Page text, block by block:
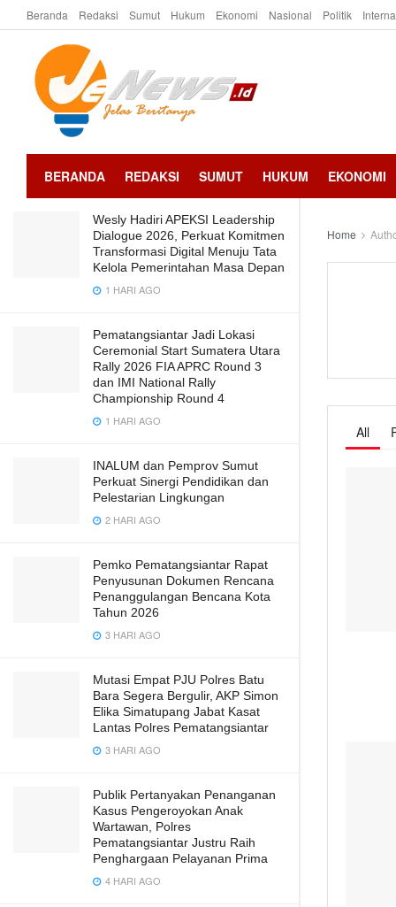
LATEST TRENDING
Arogan, Sekdis PMD Deliserdang
Diduga Menganiaya Mantan Bawahan,
Resmi Dilaporkan ke Poldasu
Wesly Hadiri APEKSI Leadership
Dialogue 2026, Perkuat Komitmen
Transformasi Digital Menuju Tata
Kelola Pemerintahan Masa Depan
1 HARI AGO
Pematangsiantar Jadi Lokasi
Ceremonial Start Sumatera Utara
Rally 2026 FIA APRC Round 3
dan IMI National Rally
Championship Round 4
1 HARI AGO
INALUM dan Pemprov Sumut
Perkuat Sinergi Pendidikan dan
Pelestarian Lingkungan
2 HARI AGO
Pemko Pematangsiantar Rapat
Penyusunan Dokumen Rencana
Penanggulangan Bencana Kota
Tahun 2026
3 HARI AGO
Mutasi Empat PJU Polres Batu
Bara Segera Bergulir, AKP Simon
Elika Simatupang Jabat Kasat
Lantas Polres Pematangsiantar
3 HARI AGO
Publik Pertanyakan Penanganan
Kasus Pengeroyokan Anak
Wartawan, Polres
Pematangsiantar Justru Raih
Penghargaan Pelayanan Prima
4 HARI AGO
Beranda Redaksi Sumut Hukum Ekonomi Nasional Politik
BERANDA REDAKSI SUMUT HUKUM EKONOMI
Home
All